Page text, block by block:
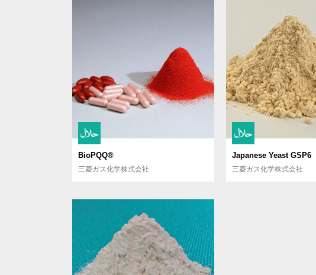
BioPQQ®
三菱ガス化学株式会社
Japanese Yeast GSP6
三菱ガス化学株式会社